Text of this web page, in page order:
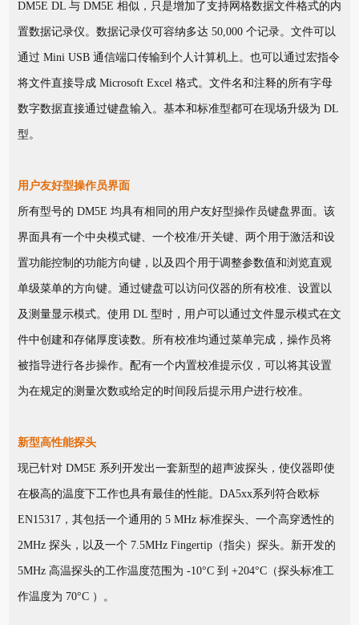
DM5E DL 与 DM5E 相似，只是增加了支持网格数据文件格式的内
置数据记录仪。数据记录仪可容纳多达 50,000 个记录。文件可以
通过 Mini USB 通信端口传输到个人计算机上。也可以通过宏指令
将文件直接导成 Microsoft Excel 格式。文件名和注释的所有字母
数字数据直接通过键盘输入。基本和标准型都可在现场升级为 DL
型。
用户友好型操作员界面
所有型号的 DM5E 均具有相同的用户友好型操作员键盘界面。该
界面具有一个中央模式键、一个校准/开关键、两个用于激活和设
置功能控制的功能方向键，以及四个用于调整参数值和浏览直观
单级菜单的方向键。通过键盘可以访问仪器的所有校准、设置以
及测量显示模式。使用 DL 型时，用户可以通过文件显示模式在文
件中创建和存储厚度读数。所有校准均通过菜单完成，操作员将
被指导进行各步操作。配有一个内置校准提示仪，可以将其设置
为在规定的测量次数或给定的时间段后提示用户进行校准。
新型高性能探头
现已针对 DM5E 系列开发出一套新型的超声波探头，使仪器即使
在极高的温度下工作也具有最佳的性能。DA5xx系列符合欧标
EN15317，其包括一个通用的 5 MHz 标准探头、一个高穿透性的
2MHz 探头，以及一个 7.5MHz Fingertip（指尖）探头。新开发的
5MHz 高温探头的工作温度范围为 -10°C 到 +204°C（探头标准工
作温度为 70°C ）。